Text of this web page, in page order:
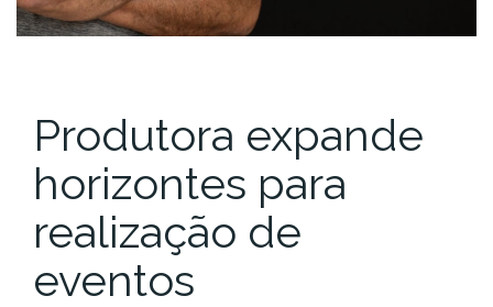
Produtora expande
horizontes para
realização de
eventos